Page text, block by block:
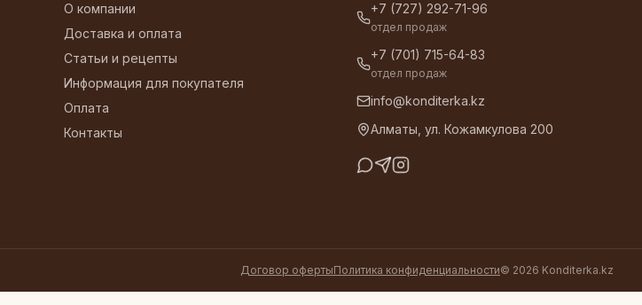
О компании
Доставка и оплата
Статьи и рецепты
Информация для покупателя
Оплата
Контакты
+7 (727) 292-71-96
отдел продаж
+7 (701) 715-64-83
отдел продаж
info@konditerka.kz
Алматы, ул. Кожамкулова 200
Договор офертыПолитика конфиденциальности© 2026 Konditerka.kz